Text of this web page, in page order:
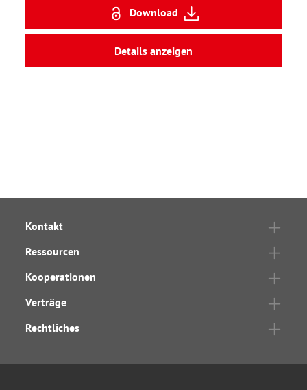
Download
Details anzeigen
Kontakt
Ressourcen
Kooperationen
Verträge
Rechtliches